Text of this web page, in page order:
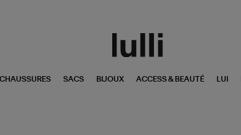
CHAUSSURES SACS BIJOUX ACCESS & BEAUTÉ LUI